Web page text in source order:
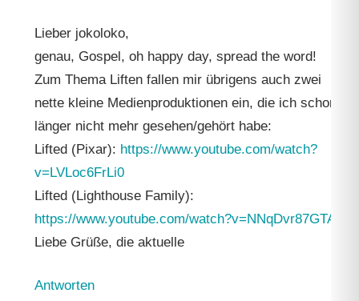
Lieber jokoloko,
genau, Gospel, oh happy day, spread the word!
Zum Thema Liften fallen mir übrigens auch zwei
nette kleine Medienproduktionen ein, die ich schon
länger nicht mehr gesehen/gehört habe:
Lifted (Pixar): https://www.youtube.com/watch?
v=LVLoc6FrLi0
Lifted (Lighthouse Family):
https://www.youtube.com/watch?v=NNqDvr87GTA
Liebe Grüße, die aktuelle
Antworten